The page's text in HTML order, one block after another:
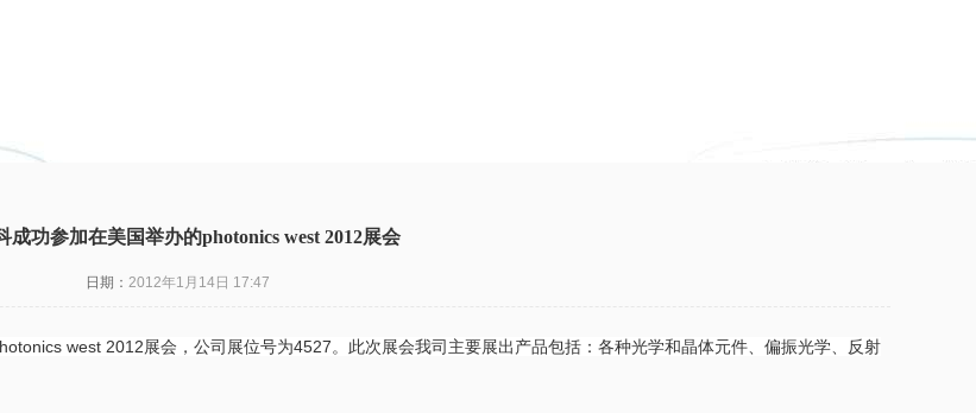
凯发一触即发|
成功参加在美国举办的photonics west 2012展会
日期： 2012年1月14日 17:47
west 2012展会，公司展位号为4527。此次展会我司主要展出产品包括：各种光学和晶体元件、偏振光学、反射